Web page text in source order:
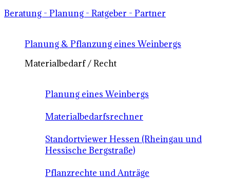
Beratung - Planung - Ratgeber - Partner
Planung & Pflanzung eines Weinbergs
Materialbedarf / Recht
Planung eines Weinbergs
Materialbedarfsrechner
Standortviewer Hessen (Rheingau und
Hessische Bergstraße)
Pflanzrechte und Anträge